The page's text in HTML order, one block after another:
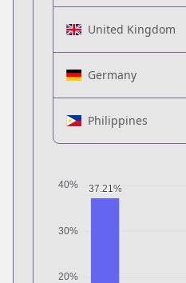
United Kingdom
Germany
Philippines